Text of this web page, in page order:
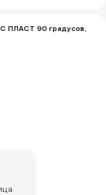
ПЛАСТ 90 градусов,